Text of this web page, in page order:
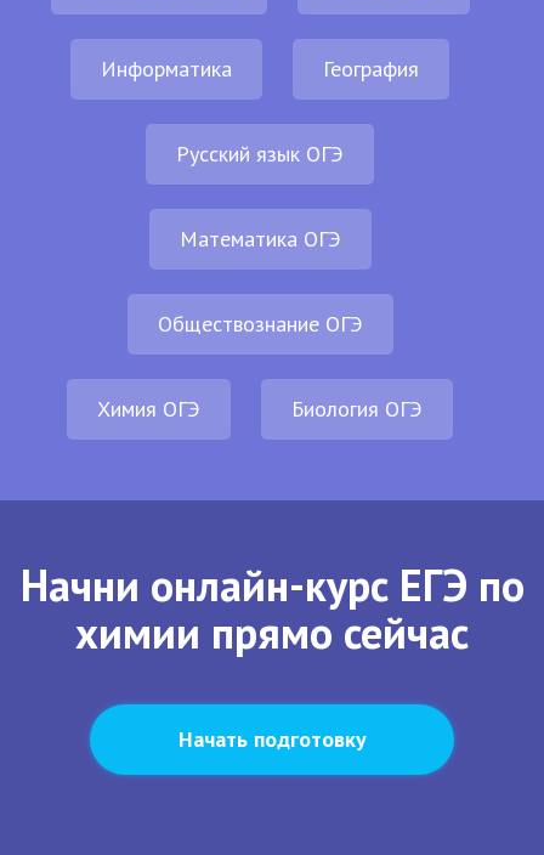
Информатика География
Русский язык ОГЭ
Математика ОГЭ
Обществознание ОГЭ
Химия ОГЭ Биология ОГЭ
Начни онлайн-курс ЕГЭ по
химии прямо сейчас
Начать подготовку